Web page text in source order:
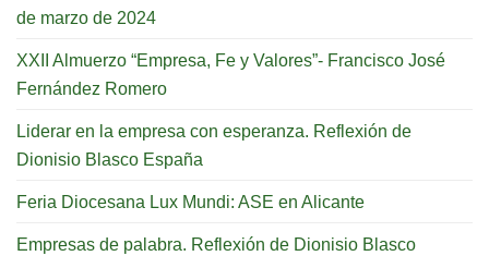
de marzo de 2024
XXII Almuerzo “Empresa, Fe y Valores”- Francisco José
Fernández Romero
Liderar en la empresa con esperanza. Reflexión de
Dionisio Blasco España
Feria Diocesana Lux Mundi: ASE en Alicante
Empresas de palabra. Reflexión de Dionisio Blasco